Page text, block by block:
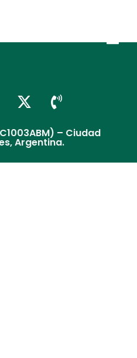
– Ciudad
Argentina.